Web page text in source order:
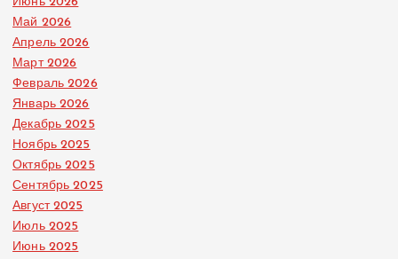
Май 2026
Апрель 2026
Март 2026
Февраль 2026
Январь 2026
Декабрь 2025
Ноябрь 2025
Октябрь 2025
Сентябрь 2025
Август 2025
Июль 2025
Июнь 2025